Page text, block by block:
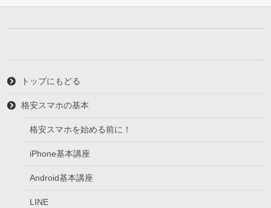
トップにもどる
格安スマホの基本
格安スマホを始める前に！
iPhone基本講座
Android基本講座
LINE